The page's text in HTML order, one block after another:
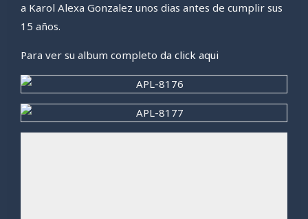
a Karol Alexa Gonzalez unos dias antes de cumplir sus
15 años.
Para ver su album completo da click aqui